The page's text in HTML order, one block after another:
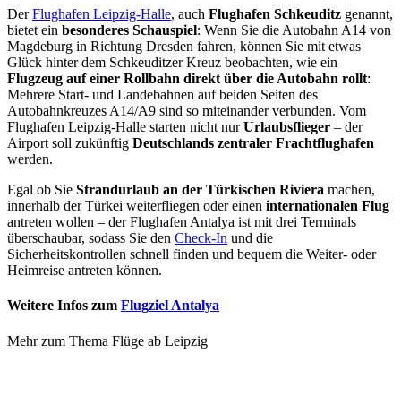
DerFlughafen Leipzig-Halle, auch Flughafen Schkeuditz genannt,
bietet ein besonderes Schauspiel: Wenn Sie die Autobahn A14 von
Magdeburg in Richtung Dresden fahren, können Sie mit etwas
Glück hinter dem Schkeuditzer Kreuz beobachten, wie ein
Flugzeug auf einer Rollbahn direkt über die Autobahn rollt:
Mehrere Start- und Landebahnen auf beiden Seiten des
Autobahnkreuzes A14/A9 sind so miteinander verbunden. Vom
Flughafen Leipzig-Halle starten nicht nurUrlaubsflieger – der
Airport soll zukünftig Deutschlands zentraler Frachtflughafen
werden.
Egal ob Sie Strandurlaub an der Türkischen Riviera machen,
innerhalb der Türkei weiterfliegen oder einen internationalen Flug
antreten wollen – der Flughafen Antalya ist mit drei Terminals
überschaubar, sodass Sie den Check-In und die
Sicherheitskontrollen schnell finden und bequem die Weiter- oder
Heimreise antreten können.
Weitere Infos zum Flugziel Antalya
Mehr zum Thema Flüge ab Leipzig